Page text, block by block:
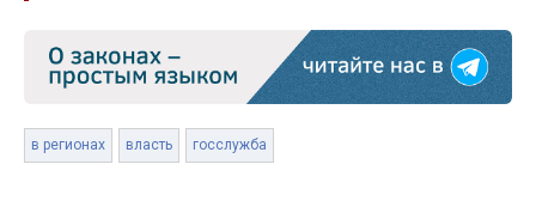
в регионах власть госслужба